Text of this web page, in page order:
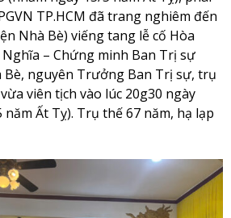
TP.HCM đã trang nghiêm đến
Nhà Bè) viếng tang lễ cố Hòa
– Chứng minh Ban Trị sự
Bè, nguyên Trưởng Ban Trị sự, trụ
viên tịch vào lúc 20g30 ngày
Ất Tỵ). Trụ thế 67 năm, hạ lạp